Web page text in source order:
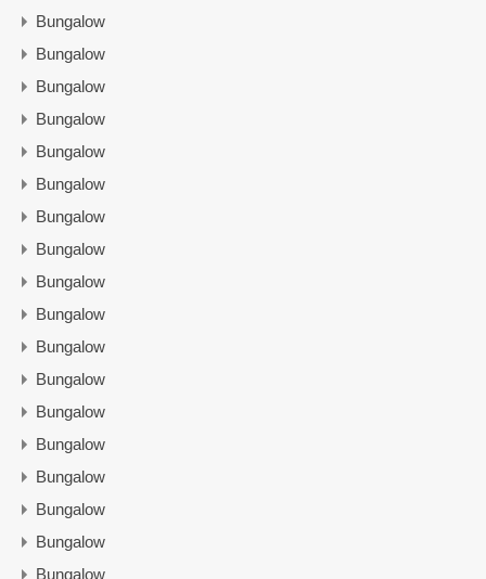
Bungalow
Bungalow
Bungalow
Bungalow
Bungalow
Bungalow
Bungalow
Bungalow
Bungalow
Bungalow
Bungalow
Bungalow
Bungalow
Bungalow
Bungalow
Bungalow
Bungalow
Bungalow